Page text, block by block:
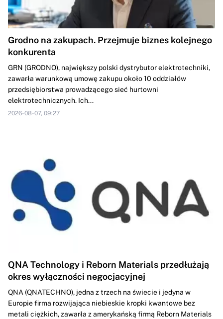
Grodno na zakupach. Przejmuje biznes kolejnego
konkurenta
GRN (GRODNO), największy polski dystrybutor elektrotechniki,
zawarła warunkową umowę zakupu około 10 oddziałów
przedsiębiorstwa prowadzącego sieć hurtowni
elektrotechnicznych. Ich...
2026-08-07, 09:27
QNA Technology i Reborn Materials przedłużają
okres wyłączności negocjacyjnej
QNA (QNATECHNO), jedna z trzech na świecie i jedyna w
Europie firma rozwijająca niebieskie kropki kwantowe bez
metali ciężkich, zawarła z amerykańską firmą Reborn Materials